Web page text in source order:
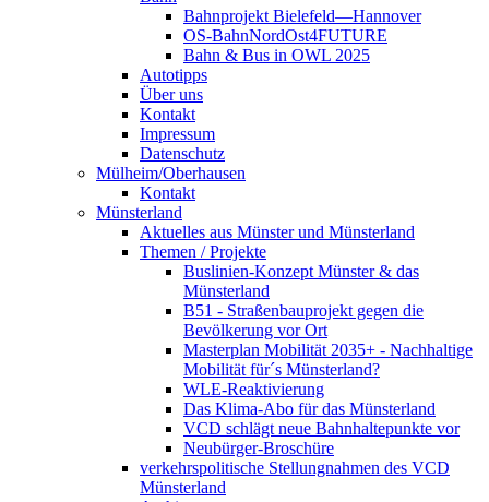
Bahnprojekt Bielefeld—Hannover
OS-BahnNordOst4FUTURE
Bahn & Bus in OWL 2025
Autotipps
Über uns
Kontakt
Impressum
Datenschutz
Mülheim/Oberhausen
Kontakt
Münsterland
Aktuelles aus Münster und Münsterland
Themen / Projekte
Buslinien-Konzept Münster & das
Münsterland
B51 - Straßenbauprojekt gegen die
Bevölkerung vor Ort
Masterplan Mobilität 2035+ - Nachhaltige
Mobilität für´s Münsterland?
WLE-Reaktivierung
Das Klima-Abo für das Münsterland
VCD schlägt neue Bahnhaltepunkte vor
Neubürger-Broschüre
verkehrspolitische Stellungnahmen des VCD
Münsterland